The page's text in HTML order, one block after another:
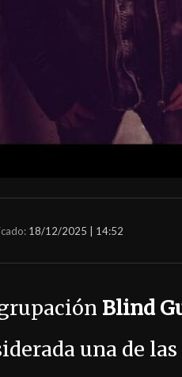
18/12/2025 | 14:52
Blind
una de